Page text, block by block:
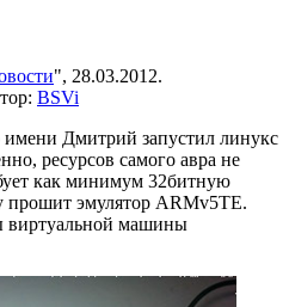
", 28.03.2012.
BSVi
Дмитрий запустил линукс
ресурсов самого авра не
как минимум 32битную
прошит эмулятор ARMv5TE.
виртуальной машины